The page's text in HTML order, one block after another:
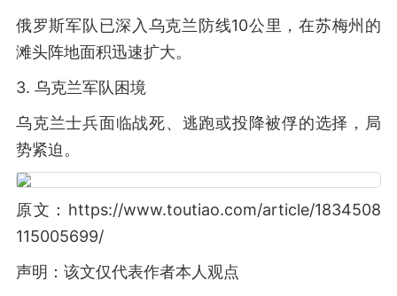
俄罗斯军队已深入乌克兰防线10公里，在苏梅州的
滩头阵地面积迅速扩大。
3. 乌克兰军队困境
乌克兰士兵面临战死、逃跑或投降被俘的选择，局
势紧迫。
原文：https://www.toutiao.com/article/1834508
115005699/
声明：该文仅代表作者本人观点